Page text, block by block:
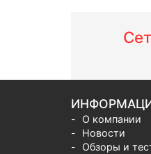
О компании
Новости
Обзоры и